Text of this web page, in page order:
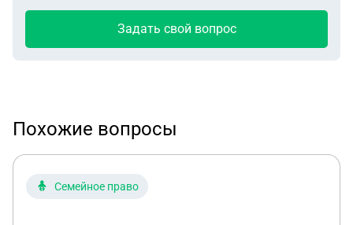
Задать свой вопрос
Похожие вопросы
Семейное право